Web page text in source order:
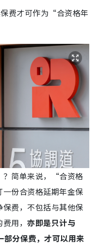
费才可作为“合资格年
简单来说，“合资格
份合资格延期年金保
费，不包括与其他保
费用，亦即是只计与
分保费，才可以用来